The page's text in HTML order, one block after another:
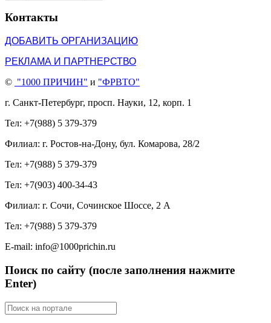
Контакты
ДОБАВИТЬ ОРГАНИЗАЦИЮ
РЕКЛАМА И ПАРТНЕРСТВО
© "1000 ПРИЧИН" и "ФРВТО"
г. Санкт-Петербург, просп. Науки, 12, корп. 1
Тел: +7(988) 5 379-379
Филиал: г. Ростов-на-Дону, бул. Комарова, 28/2
Тел: +7(988) 5 379-379
Тел: +7(903) 400-34-43
Филиал: г. Сочи, Сочинское Шоссе, 2 А
Тел: +7(988) 5 379-379
E-mail: info@1000prichin.ru
Поиск по сайту (после заполнения нажмите
Enter)